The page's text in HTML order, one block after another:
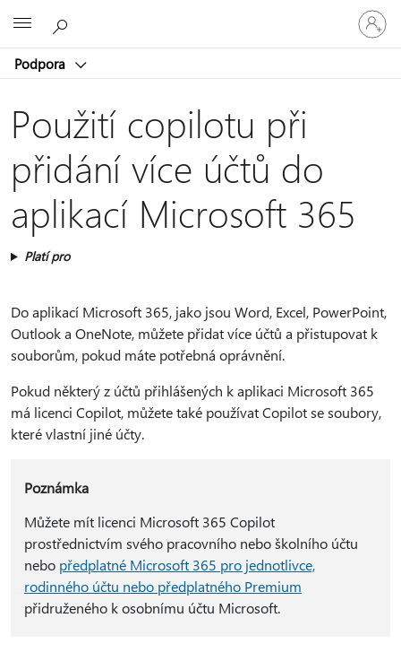
Podpora
Přihlaste
se
ke
účtu
Použití copilotu při
přidání více účtů do
aplikací Microsoft 365
Platí pro
Do aplikací Microsoft 365, jako jsou Word, Excel, PowerPoint,
Outlook a OneNote, můžete přidat více účtů a přistupovat k
souborům, pokud máte potřebná oprávnění.
Pokud některý z účtů přihlášených k aplikaci Microsoft 365
má licenci Copilot, můžete také používat Copilot se soubory,
které vlastní jiné účty.
Poznámka
Můžete mít licenci Microsoft 365 Copilot
prostřednictvím svého pracovního nebo školního účtu
nebo předplatné Microsoft 365 pro jednotlivce,
rodinného účtu nebo předplatného Premium
přidruženého k osobnímu účtu Microsoft.